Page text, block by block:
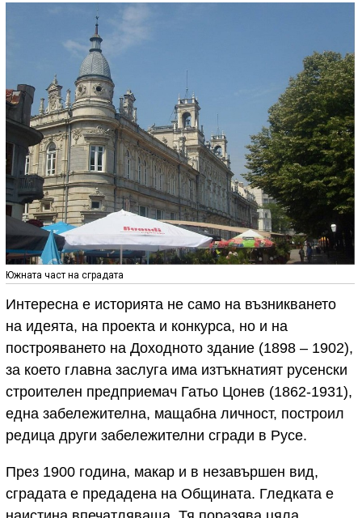
Южната част на сградата
Интересна е историята не само на възникването
на идеята, на проекта и конкурса, но и на
построяването на Доходното здание (1898 – 1902),
за което главна заслуга има изтъкнатият русенски
строителен предприемач Гатьо Цонев (1862-1931),
една забележителна, мащабна личност, построил
редица други забележителни сгради в Русе.
През 1900 година, макар и в незавършен вид,
сградата е предадена на Общината. Гледката е